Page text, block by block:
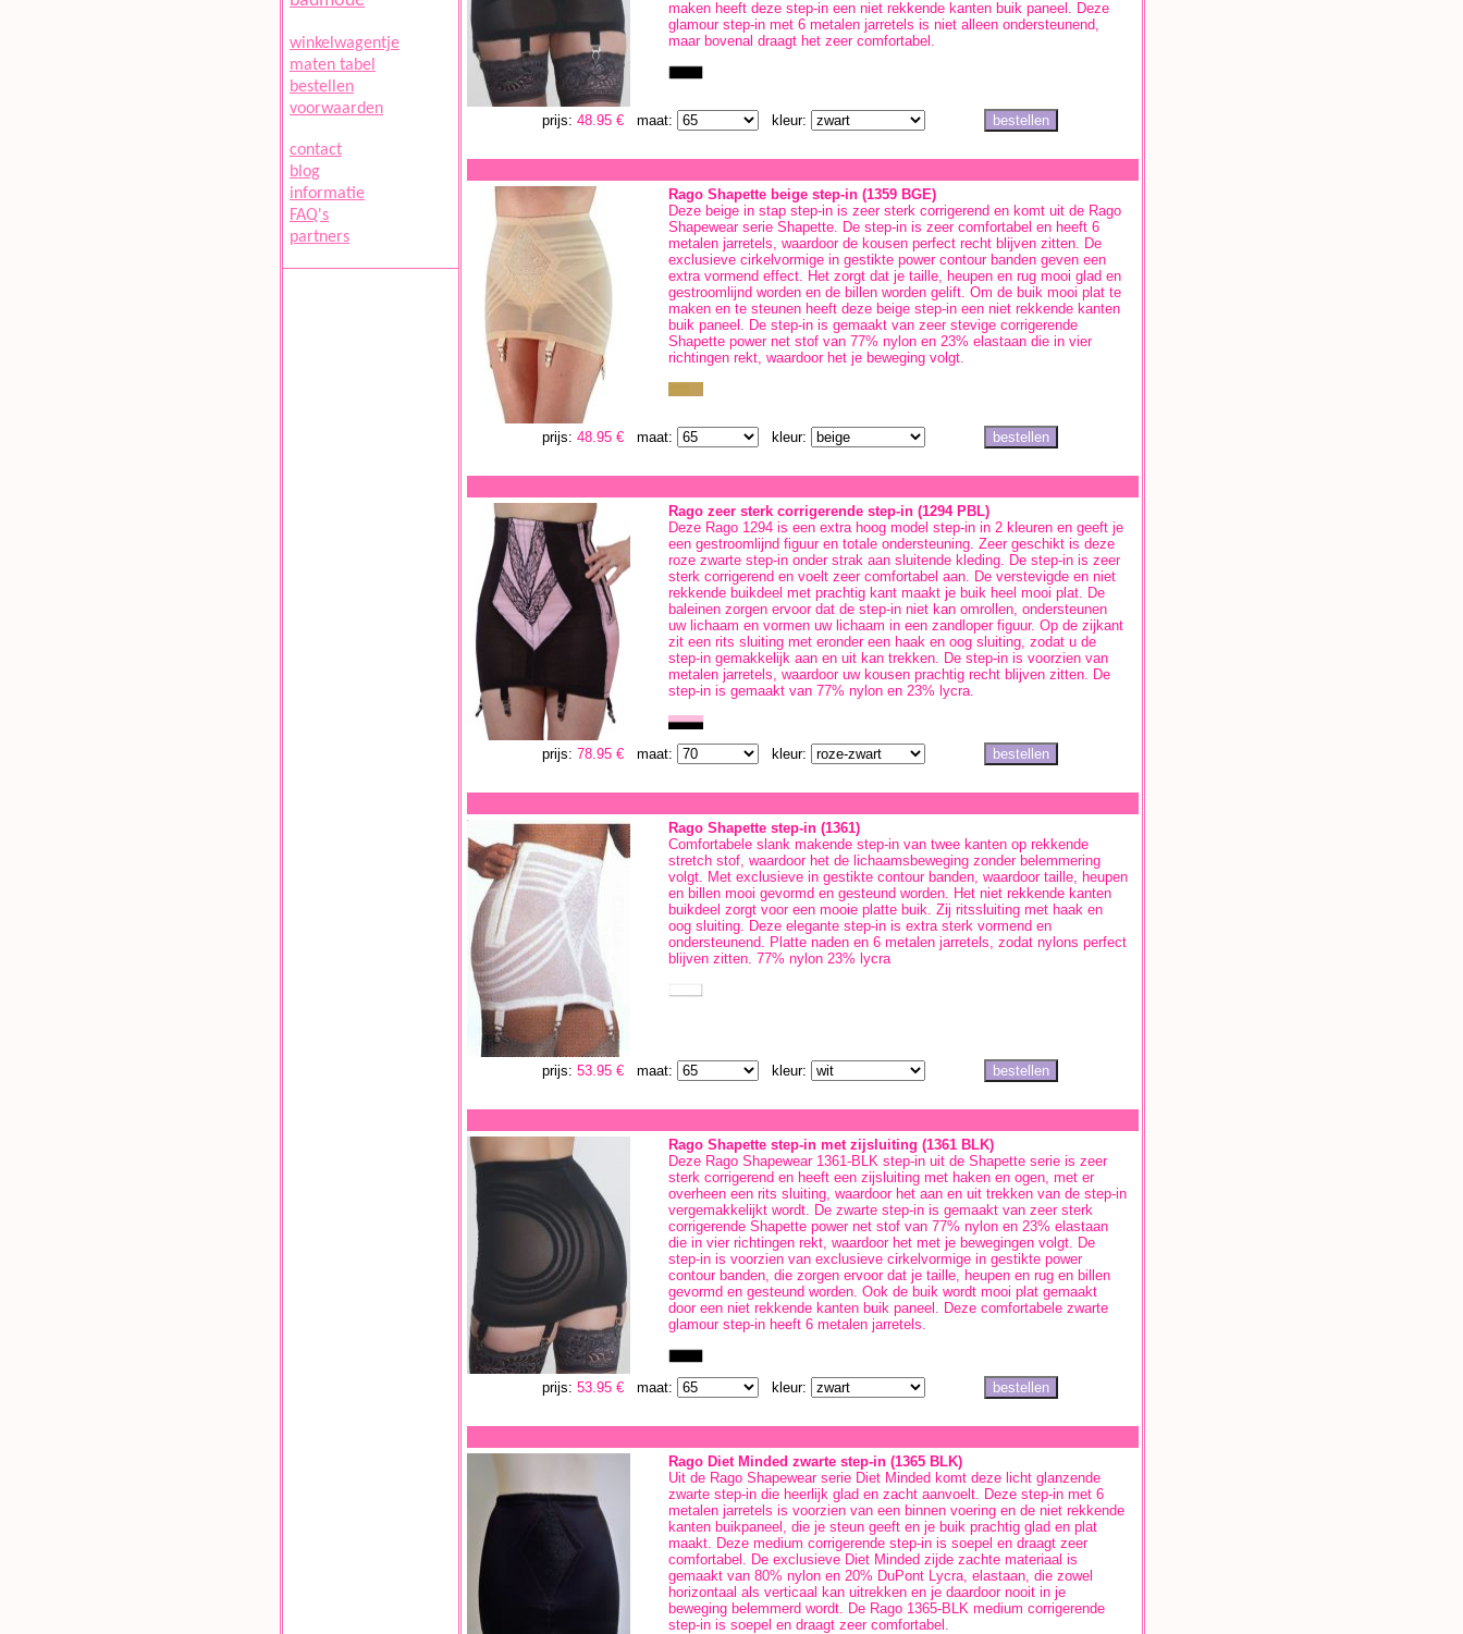
winkelwagentje
maten tabel
bestellen
voorwaarden
contact
blog
informatie
FAQ's
partners
maken heeft deze step-in een niet rekkende kanten buik paneel. Deze
glamour step-in met 6 metalen jarretels is niet alleen ondersteunend,
maar bovenal draagt het zeer comfortabel.
prijs:48.95 € maat: kleur:
Rago Shapette beige step-in (1359 BGE)
Deze beige in stap step-in is zeer sterk corrigerend en komt uit de Rago
Shapewear serie Shapette. De step-in is zeer comfortabel en heeft 6
metalen jarretels, waardoor de kousen perfect recht blijven zitten. De
exclusieve cirkelvormige in gestikte power contour banden geven een
extra vormend effect. Het zorgt dat je taille, heupen en rug mooi glad en
gestroomlijnd worden en de billen worden gelift. Om de buik mooi plat te
maken en te steunen heeft deze beige step-in een niet rekkende kanten
buik paneel. De step-in is gemaakt van zeer stevige corrigerende
Shapette power net stof van 77% nylon en 23% elastaan die in vier
richtingen rekt, waardoor het je beweging volgt.
prijs:48.95 € maat: kleur:
Rago zeer sterk corrigerende step-in (1294 PBL)
Deze Rago 1294 is een extra hoog model step-in in 2 kleuren en geeft je
een gestroomlijnd figuur en totale ondersteuning. Zeer geschikt is deze
roze zwarte step-in onder strak aan sluitende kleding. De step-in is zeer
sterk corrigerend en voelt zeer comfortabel aan. De verstevigde en niet
rekkende buikdeel met prachtig kant maakt je buik heel mooi plat. De
baleinen zorgen ervoor dat de step-in niet kan omrollen, ondersteunen
uw lichaam en vormen uw lichaam in een zandloper figuur. Op de zijkant
zit een rits sluiting met eronder een haak en oog sluiting, zodat u de
step-in gemakkelijk aan en uit kan trekken. De step-in is voorzien van
metalen jarretels, waardoor uw kousen prachtig recht blijven zitten. De
step-in is gemaakt van 77% nylon en 23% lycra.
prijs:78.95 € maat: kleur:
Rago Shapette step-in (1361)
Comfortabele slank makende step-in van twee kanten op rekkende
stretch stof, waardoor het de lichaamsbeweging zonder belemmering
volgt. Met exclusieve in gestikte contour banden, waardoor taille, heupen
en billen mooi gevormd en gesteund worden. Het niet rekkende kanten
buikdeel zorgt voor een mooie platte buik. Zij ritssluiting met haak en
oog sluiting. Deze elegante step-in is extra sterk vormend en
ondersteunend. Platte naden en 6 metalen jarretels, zodat nylons perfect
blijven zitten. 77% nylon 23% lycra
prijs:53.95 € maat: kleur:
Rago Shapette step-in met zijsluiting (1361 BLK)
Deze Rago Shapewear 1361-BLK step-in uit de Shapette serie is zeer
sterk corrigerend en heeft een zijsluiting met haken en ogen, met er
overheen een rits sluiting, waardoor het aan en uit trekken van de step-in
vergemakkelijkt wordt. De zwarte step-in is gemaakt van zeer sterk
corrigerende Shapette power net stof van 77% nylon en 23% elastaan
die in vier richtingen rekt, waardoor het met je bewegingen volgt. De
step-in is voorzien van exclusieve cirkelvormige in gestikte power
contour banden, die zorgen ervoor dat je taille, heupen en rug en billen
gevormd en gesteund worden. Ook de buik wordt mooi plat gemaakt
door een niet rekkende kanten buik paneel. Deze comfortabele zwarte
glamour step-in heeft 6 metalen jarretels.
prijs:53.95 € maat: kleur:
Rago Diet Minded zwarte step-in (1365 BLK)
Uit de Rago Shapewear serie Diet Minded komt deze licht glanzende
zwarte step-in die heerlijk glad en zacht aanvoelt. Deze step-in met 6
metalen jarretels is voorzien van een binnen voering en de niet rekkende
kanten buikpaneel, die je steun geeft en je buik prachtig glad en plat
maakt. Deze medium corrigerende step-in is soepel en draagt zeer
comfortabel. De exclusieve Diet Minded zijde zachte materiaal is
gemaakt van 80% nylon en 20% DuPont Lycra, elastaan, die zowel
horizontaal als verticaal kan uitrekken en je daardoor nooit in je
beweging belemmerd wordt. De Rago 1365-BLK medium corrigerende
step-in is soepel en draagt zeer comfortabel.